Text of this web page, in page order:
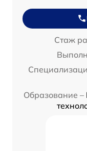
Стаж
Образование –